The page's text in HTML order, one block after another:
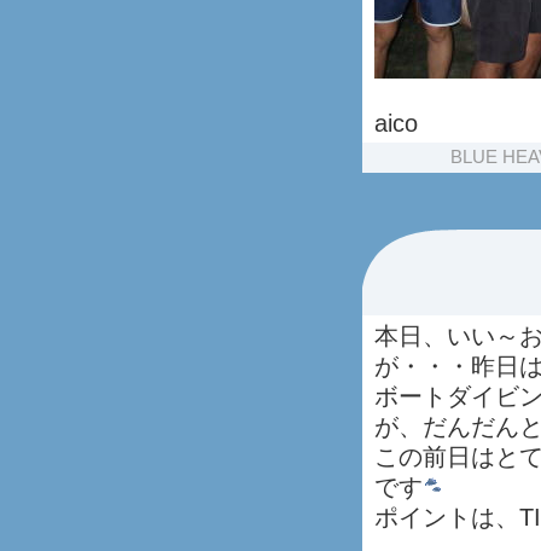
aico
BLUE
本日、いい～
が・・・昨日
ボートダイビ
が、だんだん
この前日はと
です
ポイントは、